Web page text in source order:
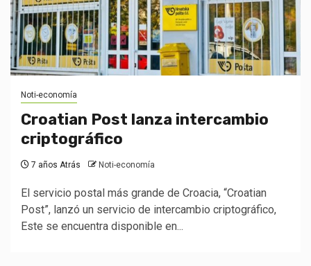
Noti-economía
Croatian Post lanza intercambio
criptográfico
7 años Atrás Noti-economía
El servicio postal más grande de Croacia, “Croatian
Post”, lanzó un servicio de intercambio criptográfico,
Este se encuentra disponible en...